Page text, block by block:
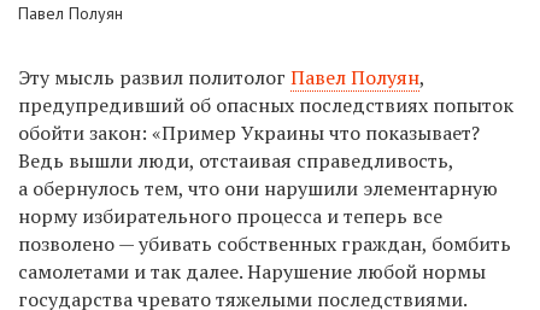
Павел Полуян
Эту мысль развил политолог Павел Полуян,
предупредивший об опасных последствиях попыток
обойти закон: «Пример Украины что показывает?
Ведь вышли люди, отстаивая справедливость,
а обернулось тем, что они нарушили элементарную
норму избирательного процесса и теперь все
позволено — убивать собственных граждан, бомбить
самолетами и так далее. Нарушение любой нормы
государства чревато тяжелыми последствиями.